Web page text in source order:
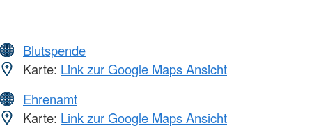
Blutspende
Karte: Link zur Google Maps Ansicht
Ehrenamt
Karte: Link zur Google Maps Ansicht